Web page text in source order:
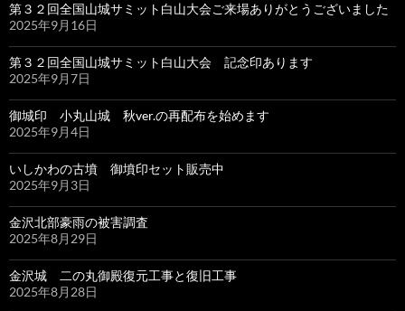
第３２回全国山城サミット白山大会ご来場ありがとうございました
2025年9月16日
第３２回全国山城サミット白山大会 記念印あります
2025年9月7日
御城印 小丸山城 秋ver.の再配布を始めます
2025年9月4日
いしかわの古墳 御墳印セット販売中
2025年9月3日
金沢北部豪雨の被害調査
2025年8月29日
金沢城 二の丸御殿復元工事と復旧工事
2025年8月28日